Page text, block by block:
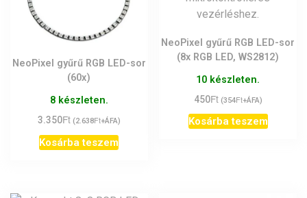
NeoPixel gyűrű RGB LED-sor
(60x)
8 készleten.
3.350Ft (2.638Ft+ÁFA)
Kosárba teszem
NeoPixel gyűrű RGB LED-sor
(8x RGB LED, WS2812)
10 készleten.
450Ft (354Ft+ÁFA)
Kosárba teszem